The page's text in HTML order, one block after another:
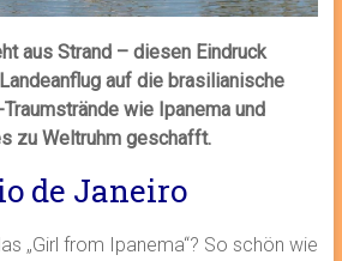
aus Strand – diesen Eindruck
auf die brasilianische
wie Ipanema und
zu Weltruhm geschafft.
de Janeiro
„Girl from Ipanema“? So schön wie